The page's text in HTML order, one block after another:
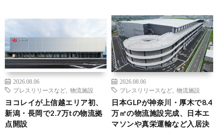
2026.08.06
プレスリリースなど
物流施設
ヨコレイが上信越エリア初、
新潟・長岡で2.7万tの物流拠
点開設
2026.08.06
プレスリリースなど
物流施設
日本GLPが神奈川・厚木で8.4
万㎡の物流施設完成、日本エ
マソンや真栄運輸など入居決